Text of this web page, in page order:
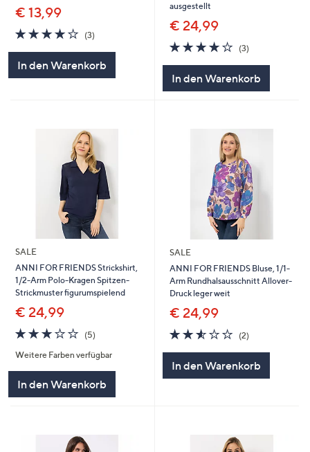
€ 13,99
4.0
von
(3)3
In den Warenkorb
ausgestellt
€ 24,99
3.7
von
(3)3
In den Warenkorb
SALE
ANNI FOR FRIENDS Strickshirt,
1/2-Arm Polo-Kragen Spitzen-
Strickmuster figurumspielend
€ 24,99
3.0
von
5
(5)5
Weitere Farben verfügbar
In den Warenkorb
SALE
ANNI FOR FRIENDS Bluse, 1/1-
Arm Rundhalsausschnitt Allover-
Druck leger weit
€ 24,99
2.5
von
(2)2
In den Warenkorb